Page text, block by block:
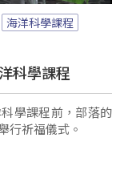
海洋科學課程
科學課程
學課程前，部落的
行祈福儀式。